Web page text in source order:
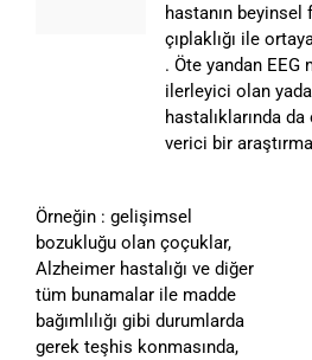
hastanın
çıplaklığı ile
. Öte yandan
ilerleyici olan
hastalıklarında
verici bir
Örneğin : gelişimsel
bozukluğu olan çoçuklar,
Alzheimer hastalığı ve diğer
tüm bunamalar ile madde
bağımlılığı gibi durumlarda
gerek teşhis konmasında,